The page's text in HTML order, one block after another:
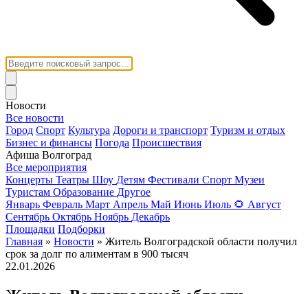
Новости
Все новости
Город Спорт Культура Дороги и транспорт Туризм и отдых
Бизнес и финансы Погода Происшествия
Афиша Волгоград
Все мероприятия
Концерты Театры Шоу Детям Фестивали Спорт Музеи
Туристам Образование Другое
Январь Февраль Март Апрель Май Июнь Июль 🌻 Август
Сентябрь Октябрь Ноябрь Декабрь
Площадки Подборки
Главная » Новости » Житель Волгоградской области получил
срок за долг по алиментам в 900 тысяч
22.01.2026